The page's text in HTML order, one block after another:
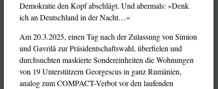
Demokratie den Kopf abschlägt. Und abermals: »Denk
ich an Deutschland in der Nacht…«
Am 20.3.2025, einen Tag nach der Zulassung von Simion
und Gavrilă zur Präsidentschaftswahl, überfielen und
durchsuchten maskierte Sondereinheiten die Wohnungen
von 19 Unterstützern Georgescus in ganz Rumänien,
analog zum COMPACT-Verbot vor den laufenden